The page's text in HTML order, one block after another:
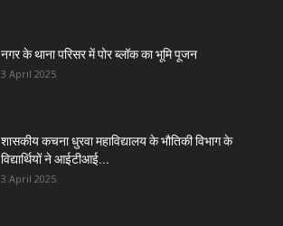
नगर के थाना परिसर में पोर ब्लॉक का भूमि पूजन
3 April 2025
शासकीय कचना धुरवा महाविद्यालय के भौतिकी विभाग के
विद्यार्थियों ने आईटीआई...
3 April 2025